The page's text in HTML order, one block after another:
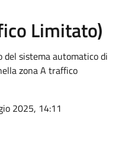
Limitato)
del sistema automatico di
zona A traffico
2025, 14:11